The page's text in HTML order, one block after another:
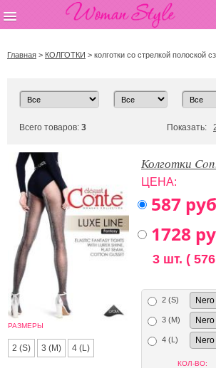
Главная > КОЛГОТКИ > колготки со стрелкой полоской
Всего товаров: 3 Показать:
РАЗМЕРЫ
2 (S) 3 (M) 4 (L)
Колготки
ЦЕНА:
3 шт. (
2 (S)
3 (M)
4 (L)
КОЛ-ВО: